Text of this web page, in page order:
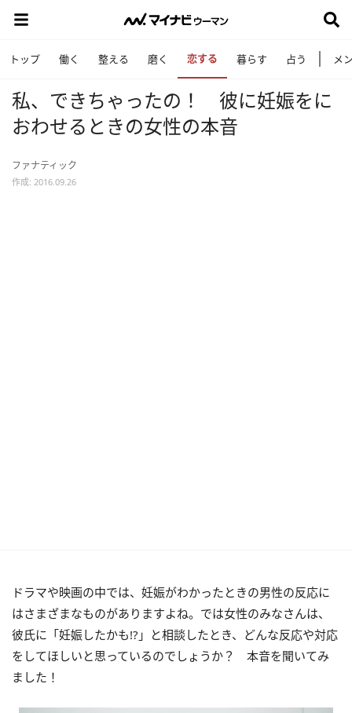
トップ 働く 整える 磨く 恋する 暮らす 占う メ
私、できちゃったの！ 彼に妊娠をに
おわせるときの女性の本音
ファナティック
作成: 2016.09.26
ドラマや映画の中では、妊娠がわかったときの男性の反応に
はさまざまなものがありますよね。では女性のみなさんは、
彼氏に「妊娠したかも!?」と相談したとき、どんな反応や対応
をしてほしいと思っているのでしょうか？ 本音を聞いてみ
ました！